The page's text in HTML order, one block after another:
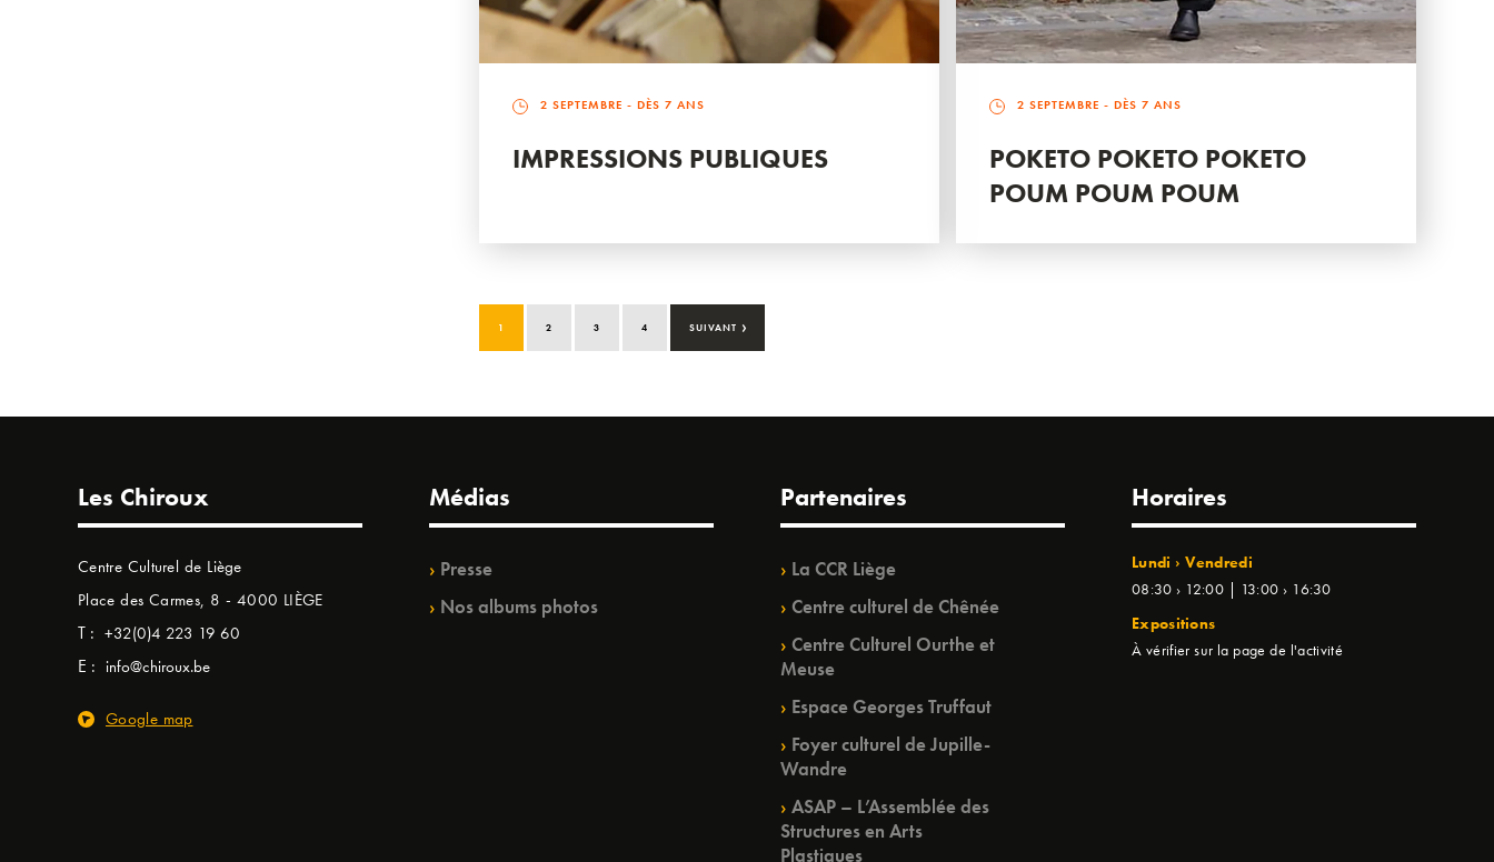
2 SEPTEMBRE - DÈS 7 ANS
IMPRESSIONS PUBLIQUES
2 SEPTEMBRE - DÈS 7 ANS
POKETO POKETO POKETO
POUM POUM POUM
1 2 3 4 SUIVANT ›
Les Chiroux
Centre Culturel de Liège
Place des Carmes, 8 - 4000 LIÈGE
T : +32(0)4 223 19 60
E : info@chiroux.be
Google map
Médias
Presse
Nos albums photos
Partenaires
La CCR Liège
Centre culturel de Chênée
Centre Culturel Ourthe et
Meuse
Espace Georges Truffaut
Foyer culturel de Jupille-
Wandre
ASAP – L’Assemblée des
Structures en Arts
Plastiques
Horaires
Lundi › Vendredi
08:30 › 12:00 | 13:00 › 16:30
Expositions
À vérifier sur la page de l'activité